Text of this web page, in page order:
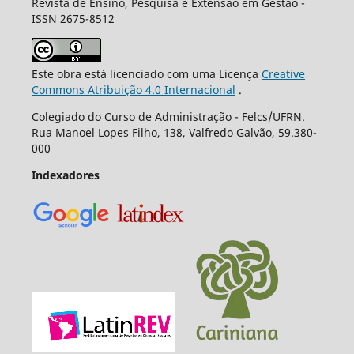
ISSN 2675-8512
Este obra está licenciado com uma Licença Creative
Commons Atribuição 4.0 Internacional .
Colegiado do Curso de Administração - Felcs/UFRN.
Rua Manoel Lopes Filho, 138, Valfredo Galvão, 59.380-
000
Indexadores